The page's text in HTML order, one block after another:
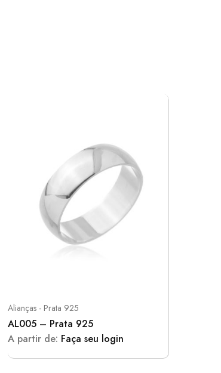
Alianças - Prata 925
AL005 – Prata 925
A partir de: Faça seu login